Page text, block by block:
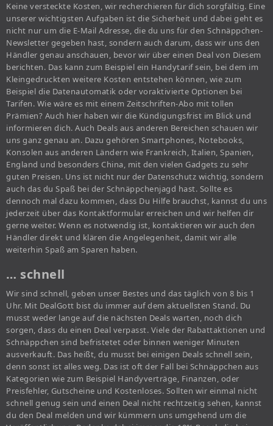
Keine versteckte Kosten, wir recherchieren für dich sorgfältig. Eine
unserer wichtigsten Aufgaben ist die Sicherheit und dabei geht es
nicht nur um die E-Mail Adresse, die du uns für den Schnäppchen-
Newsletter gegeben hast, sondern auch darum, dass wir uns den
Händler genau anschauen, bevor wir über einen Deal von Diesem
berichten. Das kann zum Beispiel ein Handytarif sein, bei dem im
Kleingedruckten weitere Kosten entstehen können, wie zum
Beispiel die Datenautomatik oder voraktivierte Optionen bei
Tarifen. Wie wäre es mit einem Zeitschriften-Abo mit tollen
Prämien? Auch hier haben wir die Kündigungsfrist im Blick und
informieren dich. Auch Deals aus anderen Bereichen schauen wir
uns ganz genau an. Dazu gehören Smartphones, Notebooks,
Konsolen aus anderen Ländern wie Frankreich, Italien, Spanien,
England und besonders China, mit den vielen Gadgets zu sehr
guten Preisen. Uns ist nicht nur der Datenschutz wichtig, sondern
auch das du Spaß bei der Schnäppchenjagd hast. Sollte es
dennoch mal dazu kommen, dass Du Hilfe brauchst, kannst du uns
jederzeit über das Kontaktformular erreichen und wir helfen dir
gerne weiter. Wenn es notwendig ist, kontaktieren wir auch den
Händler direkt und klären die Angelegenheit, damit wir alle
weiterhin Spaß am Sparen haben.
… schnell
Wir sind schnell, geben unser Bestes und das täglich von 8 bis 1
Uhr. Mit DealGott bist du immer auf dem aktuellsten Stand. Du
musst weder lange auf die nächsten Deals warten, noch dich
sorgen, dass du einen Deal verpasst. Viele der Rabattaktionen und
Schnäppchen sind befristetet oder binnen weniger Minuten
ausverkauft. Das heißt, du musst bei einigen Deals schnell sein,
denn sonst ist alles weg. Das ist oft der Fall bei Schnäppchen aus
Kategorien wie zum Beispiel Handyverträge, Finanzen, oder
Preisfehler, Gutscheine und Kostenloses. Sollten wir einmal nicht
schnell genug sein und einen Deal nicht rechtzeitig sehen, kannst
du den Deal melden und wir kümmern uns umgehend um die